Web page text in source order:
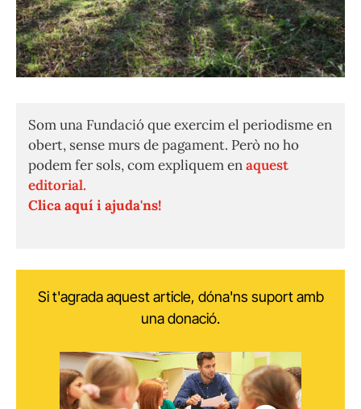
Som una Fundació que exercim el periodisme en
obert, sense murs de pagament. Però no ho
podem fer sols, com expliquem enaquest
editorial.
Clica aquí i ajuda'ns!
Si t'agrada aquest article, dóna'ns suport amb
una donació.